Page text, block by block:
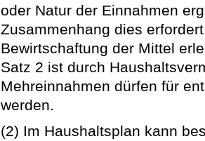
oder Natur der Einnahmen
Zusammenhang dies
Bewirtschaftung der Mittel
Satz 2 ist durch
Mehreinnahmen dürfen für
werden.
(2) Im Haushaltsplan kann